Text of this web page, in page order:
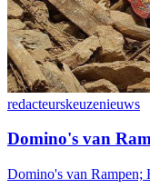
redacteurskeuzenieuws
Domino's van
Domino's van Rampen;